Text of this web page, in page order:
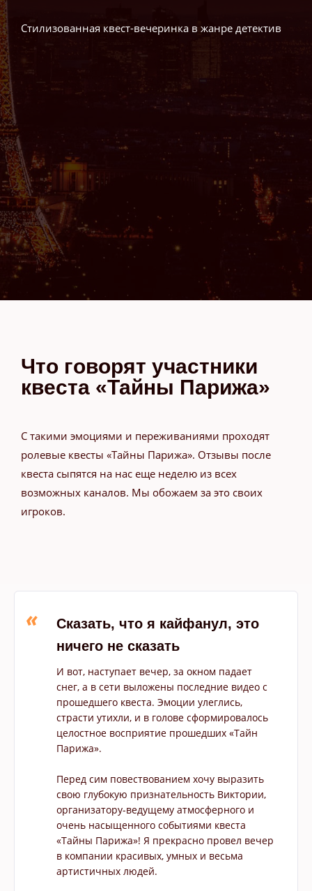
Стилизованная квест-вечеринка в жанре детектив
Что говорят участники
квеста «Тайны Парижа»
С такими эмоциями и переживаниями проходят
ролевые квесты «Тайны Парижа». Отзывы после
квеста сыпятся на нас еще неделю из всех
возможных каналов. Мы обожаем за это своих
игроков.
Сказать, что я кайфанул, это
ничего не сказать
И вот, наступает вечер, за окном падает
снег, а в сети выложены последние видео с
прошедшего квеста. Эмоции улеглись,
страсти утихли, и в голове сформировалось
целостное восприятие прошедших «Тайн
Парижа».
Перед сим повествованием хочу выразить
свою глубокую признательность Виктории,
организатору-ведущему атмосферного и
очень насыщенного событиями квеста
«Тайны Парижа»! Я прекрасно провел вечер
в компании красивых, умных и весьма
артистичных людей.
«